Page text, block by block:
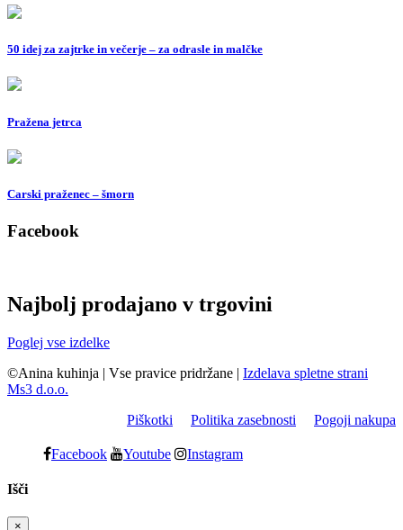
50 idej za zajtrke in večerje – za odrasle in malčke
Pražena jetrca
Carski praženec – šmorn
Facebook
Najbolj prodajano v trgovini
Poglej vse izdelke
©Anina kuhinja | Vse pravice pridržane | Izdelava spletne strani
Ms3 d.o.o.
Piškotki
Politika zasebnosti Pogoji nakupa
Facebook Youtube Instagram
Išči
×